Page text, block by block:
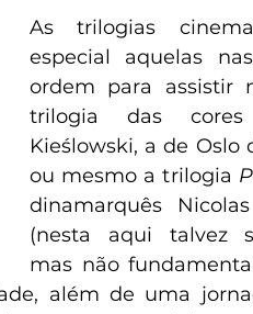
As trilogias
especial aquelas
ordem para assistir
trilogia das
Kieślowski, a de Oslo
ou mesmo a trilogia
dinamarquês
(nesta aqui talvez
mas não
além de uma